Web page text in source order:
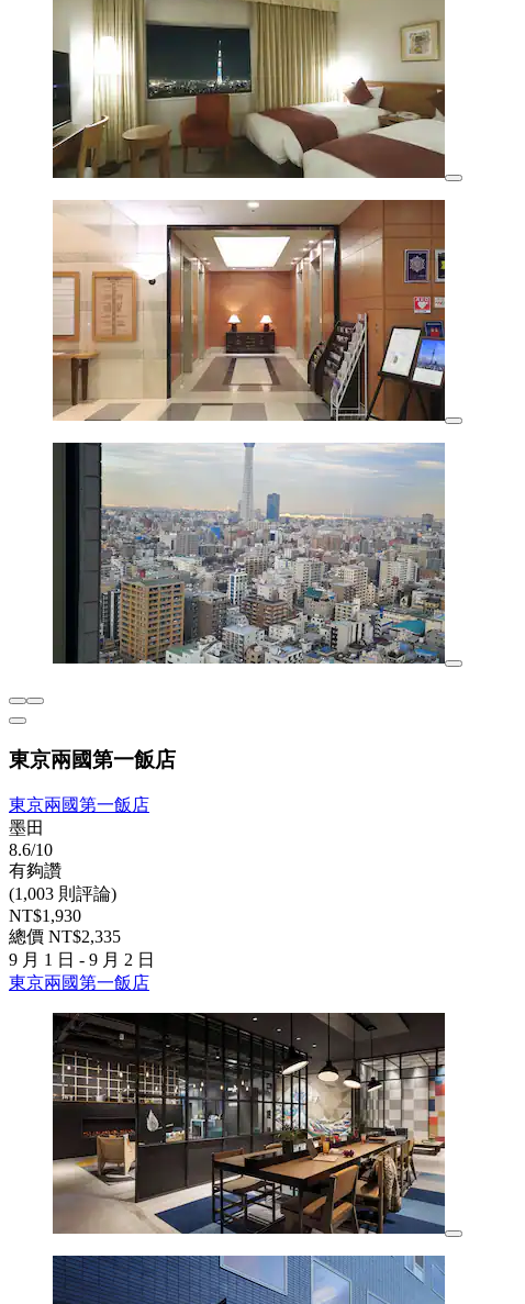
東京兩國第一飯店
東京兩國第一飯店
墨田
8.6/10
有夠讚
(1,003 則評論)
NT$1,930
總價 NT$2,335
9 月 1 日 - 9 月 2 日
東京兩國第一飯店